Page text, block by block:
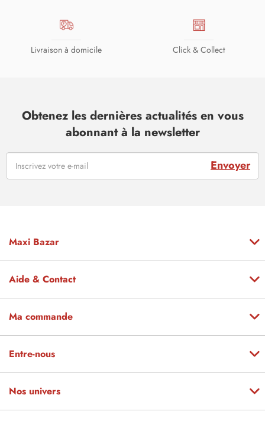
Livraison à domicile Click & Collect
Obtenez les dernières actualités en vous
abonnant à la newsletter
Envoyer
Maxi Bazar
Aide & Contact
Ma commande
Entre-nous
Nos univers